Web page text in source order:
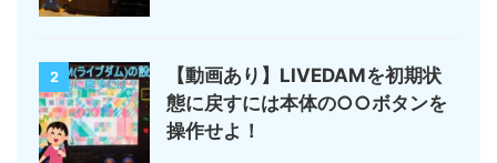
2
【動画あり】LIVEDAMを初期状
態に戻すには本体の○○ボタンを
操作せよ！